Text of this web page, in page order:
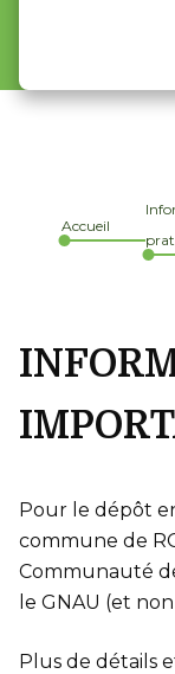
Accueil
Pour le dépôt
commune de
Communauté
le GNAU (et
Plus de détails